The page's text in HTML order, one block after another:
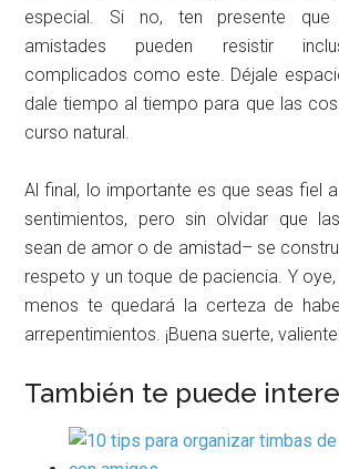
especial. Si no, ten presente que
amistades pueden resistir
complicados como este. Déjale
dale tiempo al tiempo para que las
curso natural.
Al final, lo importante es que seas fiel
sentimientos, pero sin olvidar que
sean de amor o de amistad– se
respeto y un toque de paciencia. Y
menos te quedará la certeza de
arrepentimientos. ¡Buena suerte,
También te puede